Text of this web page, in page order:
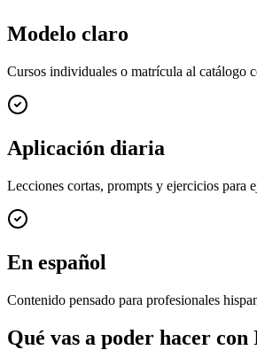
Modelo claro
Cursos individuales o matrícula al catálogo
Aplicación diaria
Lecciones cortas, prompts y ejercicios para
En español
Contenido pensado para profesionales
Qué vas a poder hacer con